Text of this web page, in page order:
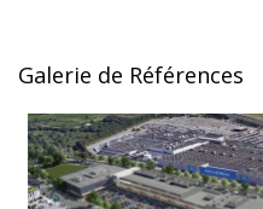
Galerie de Références